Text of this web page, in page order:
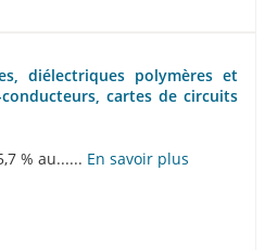
diélectriques polymères et
cartes de circuits
% au...... En savoir plus